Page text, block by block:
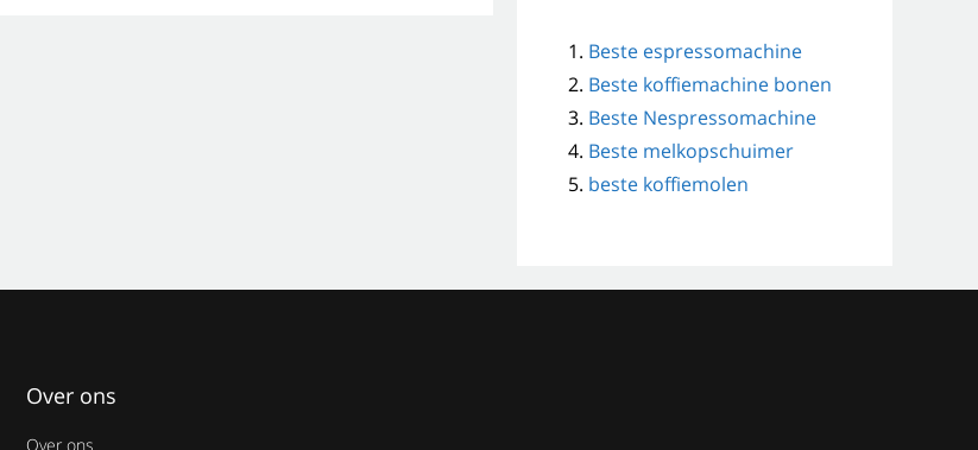
Beste espressomachine
Beste koffiemachine bonen
Beste Nespressomachine
Beste melkopschuimer
beste koffiemolen
Over ons
Over ons